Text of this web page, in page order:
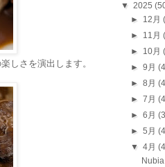
しさを演出します。
▼ 2025
► 12月
► 11月
► 10月
►9月
►8月
►7月
►6月
►5月
▼4月